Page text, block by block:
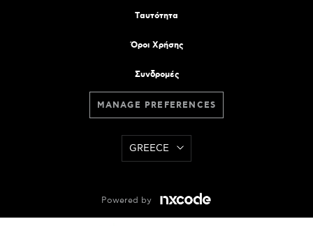
Tαυτότητα
Όροι Χρήσης
Συνδρομές
MANAGE PREFERENCES
GREECE
Powered by